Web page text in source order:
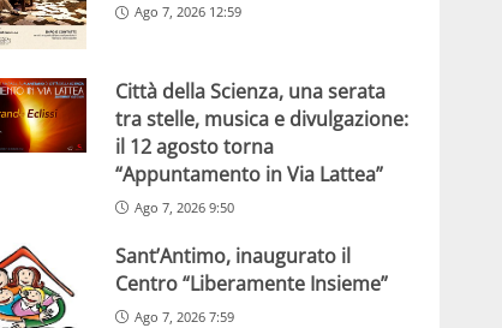
Ago 7, 2026 12:59
Città della Scienza, una serata
tra stelle, musica e divulgazione:
il 12 agosto torna
“Appuntamento in Via Lattea”
Ago 7, 2026 9:50
Sant’Antimo, inaugurato il
Centro “Liberamente Insieme”
Ago 7, 2026 7:59